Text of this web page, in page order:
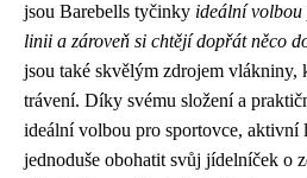
jsou Barebells tyčinky ideální volbou
linii a zároveň si chtějí dopřát něco
jsou také skvělým zdrojem vlákniny,
trávení. Díky svému složení a
ideální volbou pro sportovce,
jednoduše obohatit svůj jídelníček o